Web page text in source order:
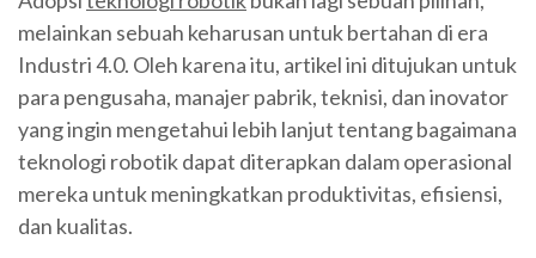
melainkan sebuah keharusan untuk bertahan di era
Industri 4.0. Oleh karena itu, artikel ini ditujukan untuk
para pengusaha, manajer pabrik, teknisi, dan inovator
yang ingin mengetahui lebih lanjut tentang bagaimana
teknologi robotik dapat diterapkan dalam operasional
mereka untuk meningkatkan produktivitas, efisiensi,
dan kualitas.